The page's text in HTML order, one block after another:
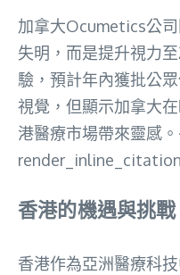
加拿大Ocumetics公
失明，而是提升視力
驗，預計年內獲批公
視覺，但顯示加拿大
港醫療市場帶來靈感
香港的機遇與挑戰
香港作為亞洲醫療科